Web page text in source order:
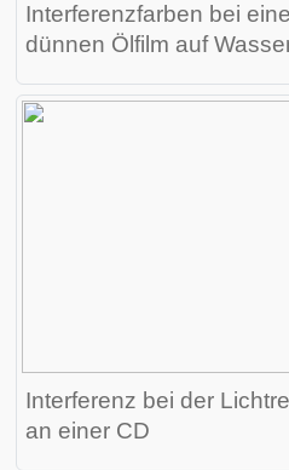
Interferenzfarben bei
dünnen Ölfilm auf
Interferenz bei der
an einer CD